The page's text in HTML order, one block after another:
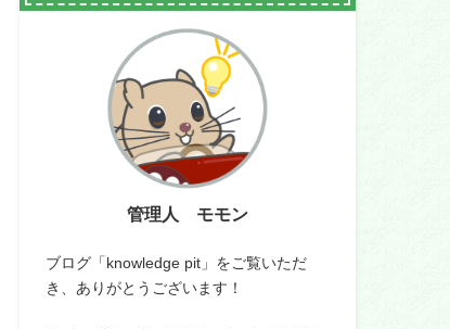
管理人 モモン
ブログ「knowledge pit」をご覧いただ
き、ありがとうございます！